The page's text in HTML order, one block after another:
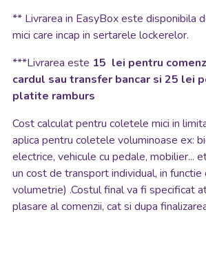
** Livrarea in EasyBox este disponibila
mici care incap in sertarele lockerelor.
***Livrarea este 15 lei pentru
cardul sau transfer bancar si 25 lei
platite ramburs
Cost calculat pentru coletele mici in
aplica pentru coletele voluminoase ex:
electrice, vehicule cu pedale, mobilier...
un cost de transport individual, in
volumetrie) .Costul final va fi specificat
plasare al comenzii, cat si dupa